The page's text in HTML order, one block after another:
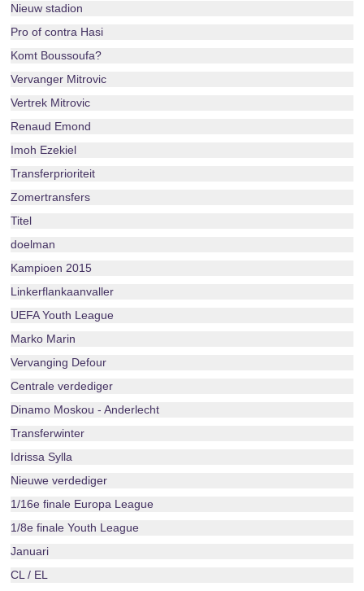
Nieuw stadion
Pro of contra Hasi
Komt Boussoufa?
Vervanger Mitrovic
Vertrek Mitrovic
Renaud Emond
Imoh Ezekiel
Transferprioriteit
Zomertransfers
Titel
doelman
Kampioen 2015
Linkerflankaanvaller
UEFA Youth League
Marko Marin
Vervanging Defour
Centrale verdediger
Dinamo Moskou - Anderlecht
Transferwinter
Idrissa Sylla
Nieuwe verdediger
1/16e finale Europa League
1/8e finale Youth League
Januari
CL / EL